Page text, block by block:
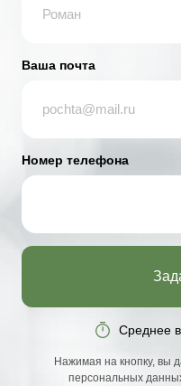
Ваша почта
Номер телефона
Среднее
Нажимая на кнопку, вы
персональных